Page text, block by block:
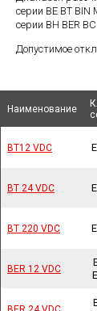
серии BE BT BIN
серии BH BER
Допустимое
Наименование
BT12 VDC
BT 24 VDC
BT 220 VDC
BER 12 VDC
Наименование
BT12 VDC
BT 24 VDC
BT 220 VDC
BER 12 VDC
Наименование
Наименование